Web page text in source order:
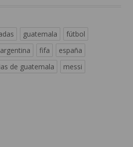
guatemala
fútbol
argentina fifa
españa
de guatemala messi